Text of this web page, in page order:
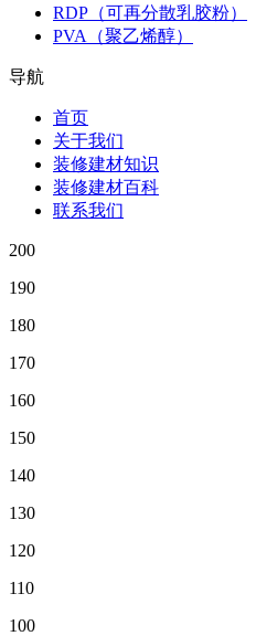
RDP（可再分散乳胶粉）
PVA（聚乙烯醇）
导航
首页
关于我们
装修建材知识
装修建材百科
联系我们
200
190
180
170
160
150
140
130
120
110
100